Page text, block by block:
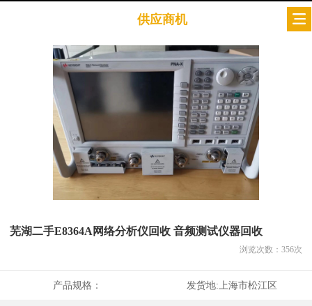
供应商机
芜湖二手E8364A网络分析仪回收 音频测试仪器回收
浏览次数： 356次
产品规格： 发货地:上海市松江区